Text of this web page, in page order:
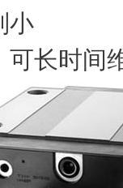
小
可长时间